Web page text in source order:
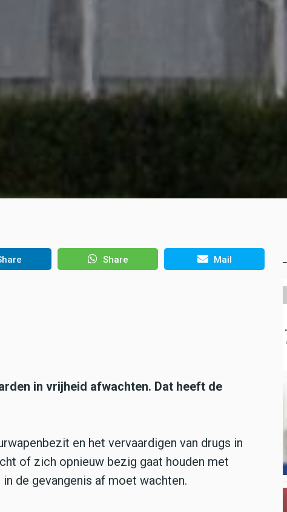
Share Mail
in vrijheid afwachten. Dat heeft de
en het vervaardigen van drugs in
of zich opnieuw bezig gaat houden met
de gevangenis af moet wachten.